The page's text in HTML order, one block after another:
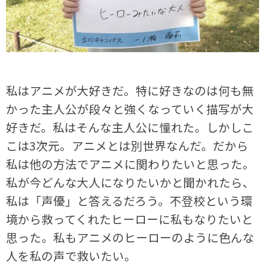
私はアニメが大好きだ。特に好きなのは何も無
かった主人公が段々と強くなっていく描写が大
好きだ。私はそんな主人公に憧れた。しかしこ
こは3次元。アニメとは別世界なんだ。だから
私は他の方法でアニメに関わりたいと思った。
私が今どんな大人になりたいかと聞かれたら、
私は「声優」と答えるだろう。不登校という環
境から救ってくれたヒーローに私もなりたいと
思った。私もアニメのヒーローのように色んな
人を私の声で救いたい。